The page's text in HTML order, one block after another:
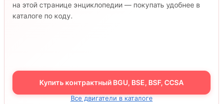
на этой странице энциклопедии — покупать удобнее в
каталоге по коду.
Купить контрактный BGU, BSE, BSF, CCSA
Все двигатели в каталоге